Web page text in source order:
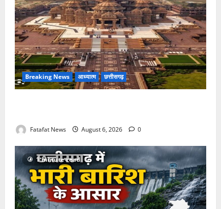
Breaking News आध्यात्म छत्तीसगढ़
Fatafat News August 6, 2026 0
1 minute read